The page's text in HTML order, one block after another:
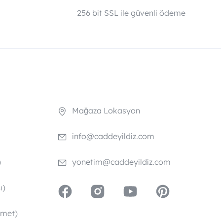
256 bit SSL ile güvenli ödeme
Mağaza Lokasyon
info@caddeyildiz.com
yonetim@caddeyildiz.com